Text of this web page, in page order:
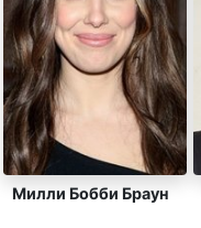
Милли Бобби Браун